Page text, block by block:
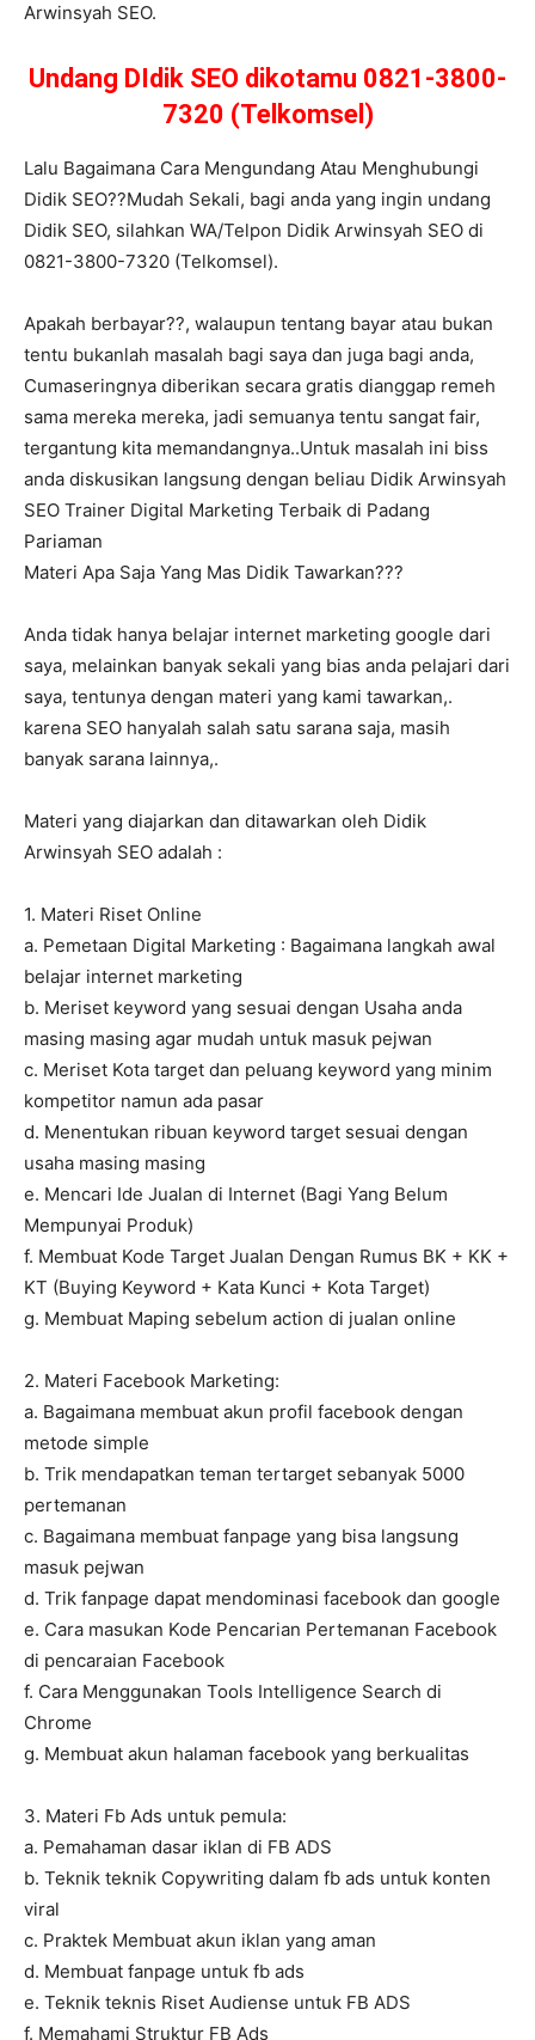
Arwinsyah SEO.
Undang DIdik SEO dikotamu 0821-3800-
7320 (Telkomsel)
Lalu Bagaimana Cara Mengundang Atau Menghubungi
Didik SEO??Mudah Sekali, bagi anda yang ingin undang
Didik SEO, silahkan WA/Telpon Didik Arwinsyah SEO di
0821-3800-7320 (Telkomsel).
Apakah berbayar??, walaupun tentang bayar atau bukan
tentu bukanlah masalah bagi saya dan juga bagi anda,
Cumaseringnya diberikan secara gratis dianggap remeh
sama mereka mereka, jadi semuanya tentu sangat fair,
tergantung kita memandangnya..Untuk masalah ini biss
anda diskusikan langsung dengan beliau Didik Arwinsyah
SEO Trainer Digital Marketing Terbaik di Padang
Pariaman
Materi Apa Saja Yang Mas Didik Tawarkan???
Anda tidak hanya belajar internet marketing google dari
saya, melainkan banyak sekali yang bias anda pelajari dari
saya, tentunya dengan materi yang kami tawarkan,.
karena SEO hanyalah salah satu sarana saja, masih
banyak sarana lainnya,.
Materi yang diajarkan dan ditawarkan oleh Didik
Arwinsyah SEO adalah :
1. Materi Riset Online
a. Pemetaan Digital Marketing : Bagaimana langkah awal
belajar internet marketing
b. Meriset keyword yang sesuai dengan Usaha anda
masing masing agar mudah untuk masuk pejwan
c. Meriset Kota target dan peluang keyword yang minim
kompetitor namun ada pasar
d. Menentukan ribuan keyword target sesuai dengan
usaha masing masing
e. Mencari Ide Jualan di Internet (Bagi Yang Belum
Mempunyai Produk)
f. Membuat Kode Target Jualan Dengan Rumus BK + KK +
KT (Buying Keyword + Kata Kunci + Kota Target)
g. Membuat Maping sebelum action di jualan online
2. Materi Facebook Marketing:
a. Bagaimana membuat akun profil facebook dengan
metode simple
b. Trik mendapatkan teman tertarget sebanyak 5000
pertemanan
c. Bagaimana membuat fanpage yang bisa langsung
masuk pejwan
d. Trik fanpage dapat mendominasi facebook dan google
e. Cara masukan Kode Pencarian Pertemanan Facebook
di pencaraian Facebook
f. Cara Menggunakan Tools Intelligence Search di
Chrome
g. Membuat akun halaman facebook yang berkualitas
3. Materi Fb Ads untuk pemula:
a. Pemahaman dasar iklan di FB ADS
b. Teknik teknik Copywriting dalam fb ads untuk konten
viral
c. Praktek Membuat akun iklan yang aman
d. Membuat fanpage untuk fb ads
e. Teknik teknis Riset Audiense untuk FB ADS
f. Memahami Struktur FB Ads